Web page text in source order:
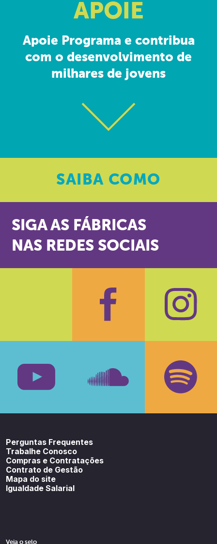
APOIE
Apoie Programa e contribua
com o desenvolvimento de
milhares de jovens
SAIBA COMO
SIGA AS FÁBRICAS
NAS REDES SOCIAIS
Facebook
Perguntas Frequentes
Trabalhe Conosco
Compras e Contratações
Contrato de Gestão
Mapa do site
Igualdade Salarial
Veja o selo